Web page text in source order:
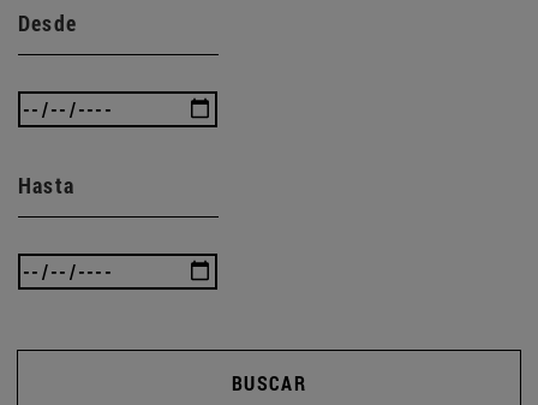
Desde
Hasta
BUSCAR